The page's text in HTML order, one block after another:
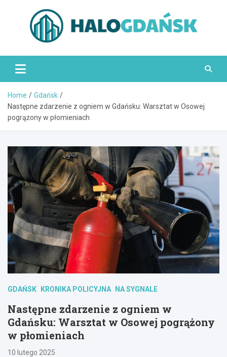
HaloGdańsk.pl
Home
Gdańsk
Następne zdarzenie z ogniem w Gdańsku: Warsztat w Osowej
pogrążony w płomieniach
GDAŃSK KRONIKA POLICYJNA NA SYGNALE
Następne zdarzenie z ogniem w
Gdańsku: Warsztat w Osowej pogrążony
w płomieniach
10 lutego 2025